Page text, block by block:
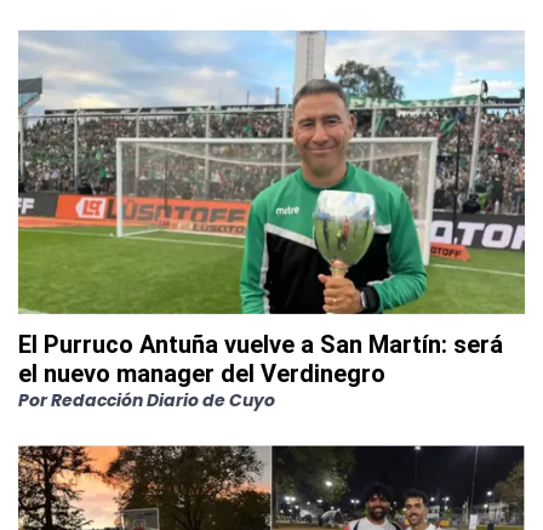
El Purruco Antuña vuelve a San Martín: será
el nuevo manager del Verdinegro
PorRedacción Diario de Cuyo